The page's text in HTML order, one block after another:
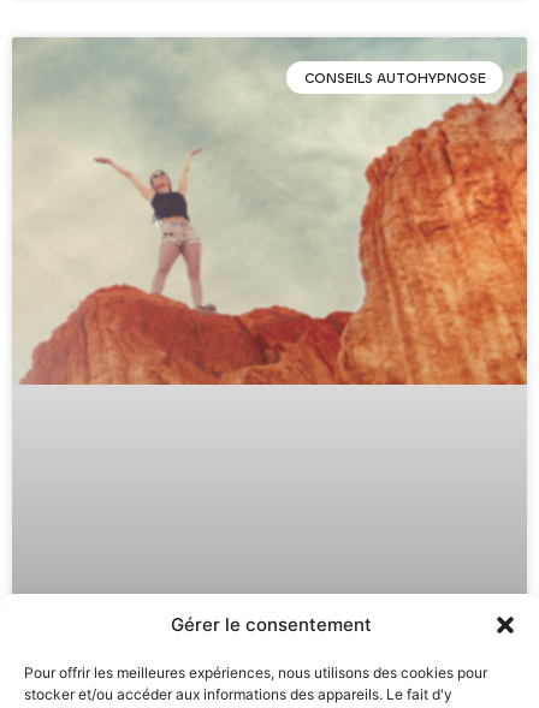
Gérer le consentement
Pour offrir les meilleures expériences, nous utilisons des cookies pour
stocker et/ou accéder aux informations des appareils. Le fait d'y
CONSEILS AUTOHYPNOSE